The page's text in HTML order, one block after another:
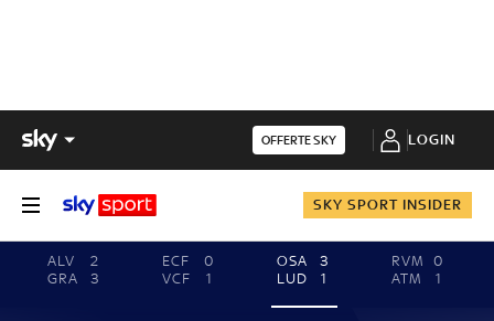
OFFERTE SKY LOGIN
SKY SPORT INSIDER
ALV
2
GRA
3
ECF
0
VCF
1
OSA
3
LUD
1
RVM
0
ATM
1